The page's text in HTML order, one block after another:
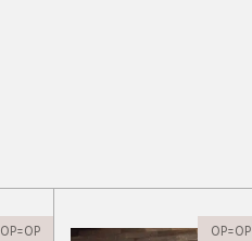
OP=OP OP=OP